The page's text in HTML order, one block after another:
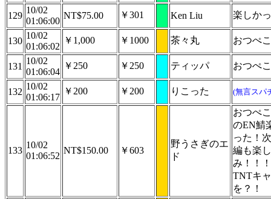
129
10/02
01:06:00
NT$75.00 ￥301 Ken Liu 楽しか
130
10/02
01:06:02
￥1,000 ￥1000 茶々丸 おつぺ
131
10/02
01:06:04
￥250 ￥250 ティッパ おつぺ
132
10/02
01:06:17
￥200 ￥200 りこった (無言スパ
133
10/02
01:06:52
NT$150.00 ￥603
野うさぎのエ
ド
おつぺ
のEN鯖
った！
編も楽し
み！！
TNTキ
を？！